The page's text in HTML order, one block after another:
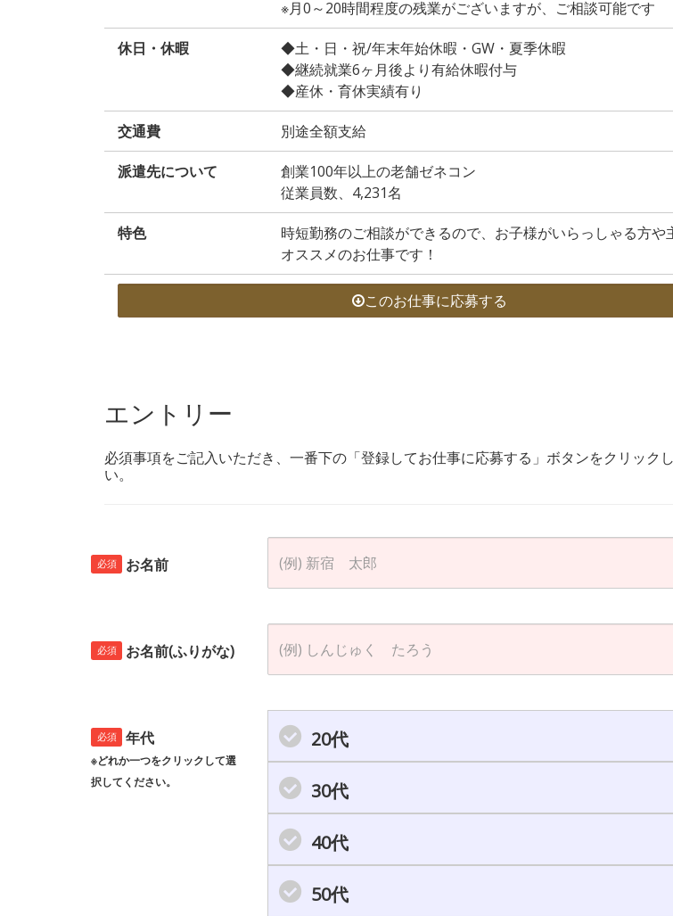
※月0～20時間程度の残業がございますが、ご相談可能です
休日・休暇
◆土・日・祝/年末年始休暇・GW・夏季休暇
◆継続就業6ヶ月後より有給休暇付与
◆産休・育休実績有り
交通費 別途全額支給
派遣先について
創業100年以上の老舗ゼネコン
従業員数、4,231名
特色
時短勤務のご相談ができるので、お子様がいらっしゃる方や
オススメのお仕事です！
このお仕事に応募する
エントリー
必須事項をご記入いただき、一番下の「登録してお仕事に応募する」ボタンをクリック
い。
必須 お名前
必須 お名前(ふりがな)
必須 年代
※どれか一つをクリックして選
択してください。
20代
30代
40代
50代